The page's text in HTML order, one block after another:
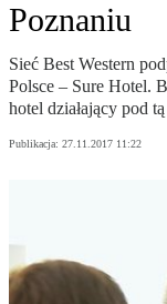
Poznaniu
Sieć Best Western
Polsce – Sure Hotel.
hotel działający pod
Publikacja: 27.11.2017 11:22